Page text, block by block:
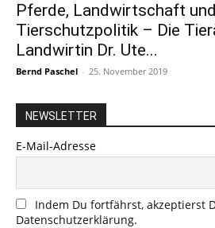
Pferde, Landwirtschaft und
Tierschutzpolitik – Die
Landwirtin Dr. Ute...
Bernd Paschel - 25. November 2019
NEWSLETTER
E-Mail-Adresse
Indem Du fortfährst, akzeptierst
Datenschutzerklärung.